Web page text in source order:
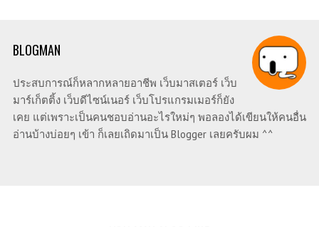
BLOGMAN
ประสบการณ์ก็หลากหลายอาชีพ เว็บมาสเตอร์ เว็บ
มาร์เก็ตติ้ง เว็บดีไซน์เนอร์ เว็บโปรแกรมเมอร์ก็ยัง
เคย แต่เพราะเป็นคนชอบอ่านอะไรใหม่ๆ พอลองได้เขียนให้คนอื่น
อ่านบ้างบ่อยๆ เข้า ก็เลยเถิดมาเป็น Blogger เลยครับผม ^^